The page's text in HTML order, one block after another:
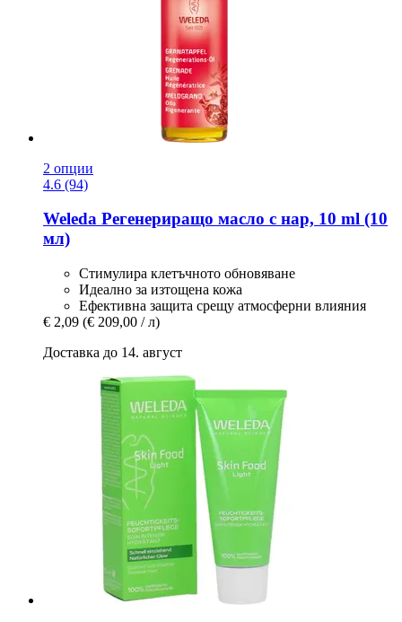
2 опции
4.6 (94)
Weleda Регенериращо масло с нар, 10 ml (10
мл)
Стимулира клетъчното обновяване
Идеално за изтощена кожа
Ефективна защита срещу атмосферни влияния
€ 2,09 (€ 209,00 / л)
Доставка до 14. август